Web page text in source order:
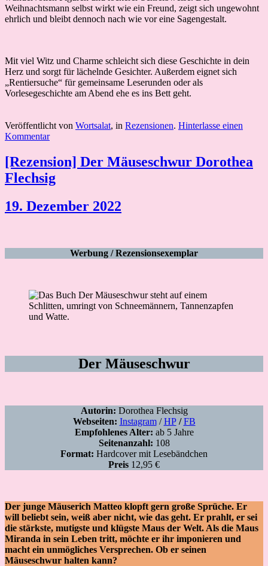
Weihnachtsmann selbst wirkt wie ein Freund, zeigt sich ungewohnt
ehrlich und bleibt dennoch nach wie vor eine Sagengestalt.
Mit viel Witz und Charme schleicht sich diese Geschichte in dein
Herz und sorgt für lächelnde Gesichter. Außerdem eignet sich
„Rentiersuche“ für gemeinsame Leserunden oder als
Vorlesegeschichte am Abend ehe es ins Bett geht.
Veröffentlicht von Wortsalat, in Rezensionen. Hinterlasse einen
Kommentar
[Rezension] Der Mäuseschwur Dorothea
Flechsig
19. Dezember 2022
Werbung / Rezensionsexemplar
Der Mäuseschwur
Autorin: Dorothea Flechsig
Webseiten: Instagram/HP/FB
Empfohlenes Alter: ab 5 Jahre
Seitenanzahl: 108
Format: Hardcover mit Lesebändchen
Preis 12,95 €
Der junge Mäuserich Matteo klopft gern große Sprüche. Er
will beliebt sein, weiß aber nicht, wie das geht. Er prahlt, er sei
die stärkste, mutigste und klügste Maus der Welt. Als die Maus
Miranda in sein Leben tritt, möchte er ihr imponieren und
macht ein unmögliches Versprechen. Ob er seinen
Mäuseschwur halten kann?